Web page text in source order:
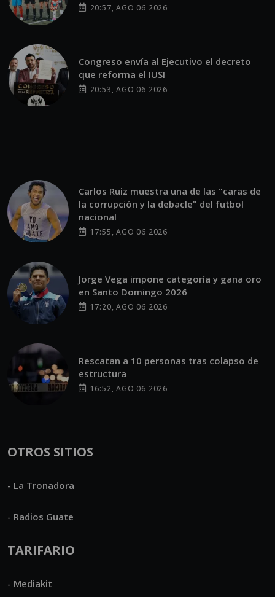
20:57, AGO 06 2026
Congreso envía al Ejecutivo el decreto
que reforma el IUSI
20:53, AGO 06 2026
Carlos Ruiz muestra una de las "caras de
la corrupción y la debacle" del futbol
nacional
17:55, AGO 06 2026
Jorge Vega impone categoría y gana oro
en Santo Domingo 2026
17:20, AGO 06 2026
Rescatan a 10 personas tras colapso de
estructura
16:52, AGO 06 2026
OTROS SITIOS
- La Tronadora
- Radios Guate
TARIFARIO
- Mediakit